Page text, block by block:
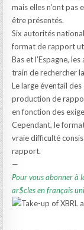
mais elles n’ont
être présentés.
Six autorités
format de rapport
Bas et l’Espagne,
train de rechercher
Le large éventail
production de
en fonction des
Cependant, le
vraie difficulté
rapport.
—
Pour vous abonner à
ar$cles en français